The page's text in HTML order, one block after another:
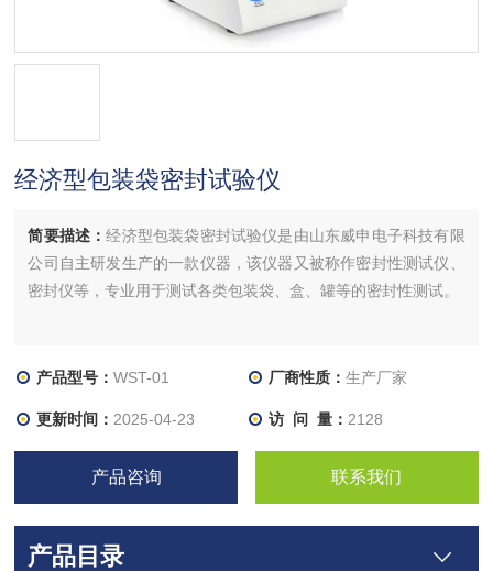
经济型包装袋密封试验仪
简要描述：经济型包装袋密封试验仪是由山东威申电子科技有限
公司自主研发生产的一款仪器，该仪器又被称作密封性测试仪、
密封仪等，专业用于测试各类包装袋、盒、罐等的密封性测试。
产品型号：WST-01 厂商性质： 生产厂家
更新时间： 2025-04-23 访 问 量： 2128
产品咨询 联系我们
产品目录